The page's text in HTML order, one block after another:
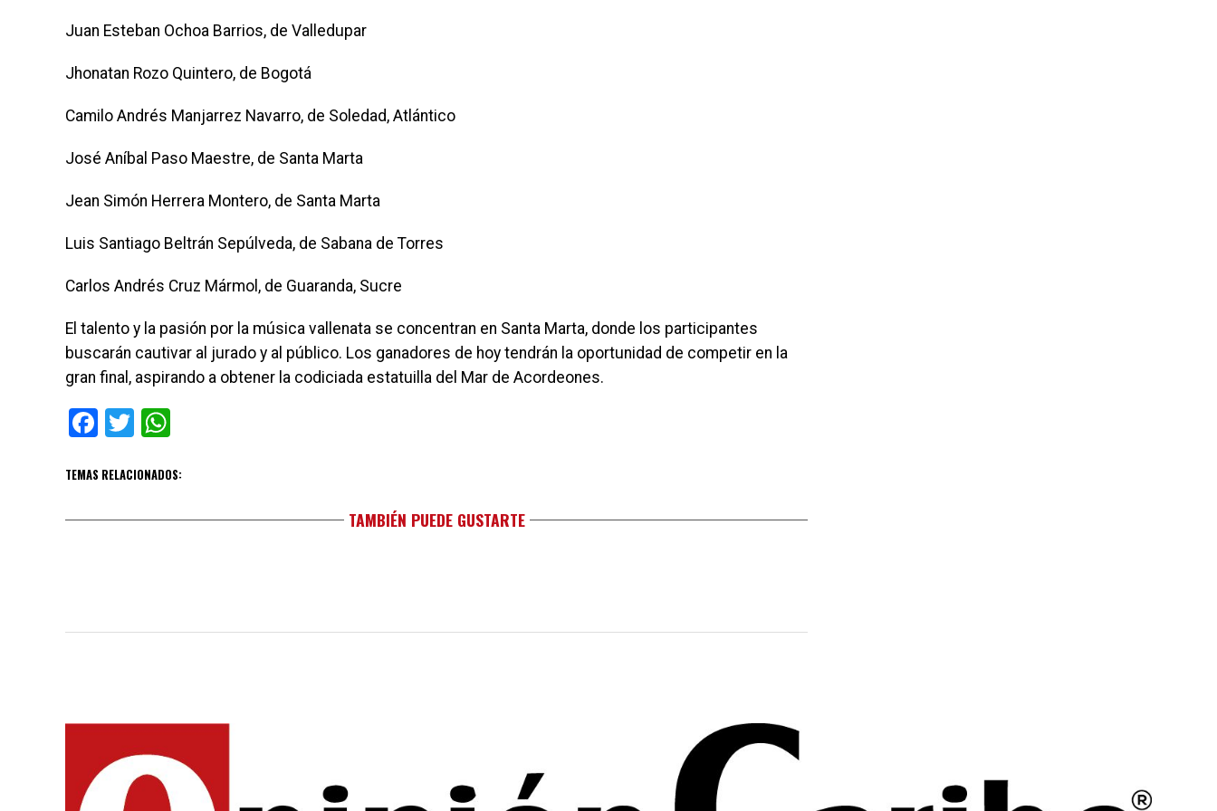
Juan Esteban Ochoa Barrios, de Valledupar
Jhonatan Rozo Quintero, de Bogotá
Camilo Andrés Manjarrez Navarro, de Soledad, Atlántico
José Aníbal Paso Maestre, de Santa Marta
Jean Simón Herrera Montero, de Santa Marta
Luis Santiago Beltrán Sepúlveda, de Sabana de Torres
Carlos Andrés Cruz Mármol, de Guaranda, Sucre
El talento y la pasión por la música vallenata se concentran en Santa Marta, donde los participantes
buscarán cautivar al jurado y al público. Los ganadores de hoy tendrán la oportunidad de competir en la
gran final, aspirando a obtener la codiciada estatuilla del Mar de Acordeones.
Facebook
Twitter
TEMAS RELACIONADOS:
TAMBIÉN PUEDE GUSTARTE